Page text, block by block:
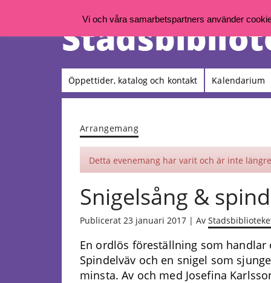
Öppettider, katalog och kontakt Kalendarium
Arrangemang
Detta evenemang har varit och är inte
Snigelsång &
Publicerat 23 januari 2017 | Av
En ordlös föreställning som
Spindelväv och en snigel som
minsta. Av och med Josefina
Vi och våra samarbetspartners använder